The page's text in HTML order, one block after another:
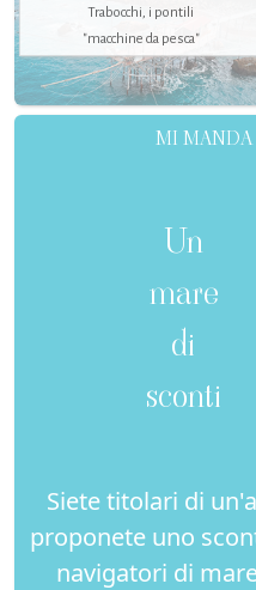
Trabocchi, i pontili
"macchine da pesca"
MI
Un
mare
di
sconti
Siete titolari di
proponete uno
navigatori di